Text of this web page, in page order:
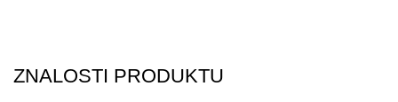
ZNALOSTI PRODUKTU